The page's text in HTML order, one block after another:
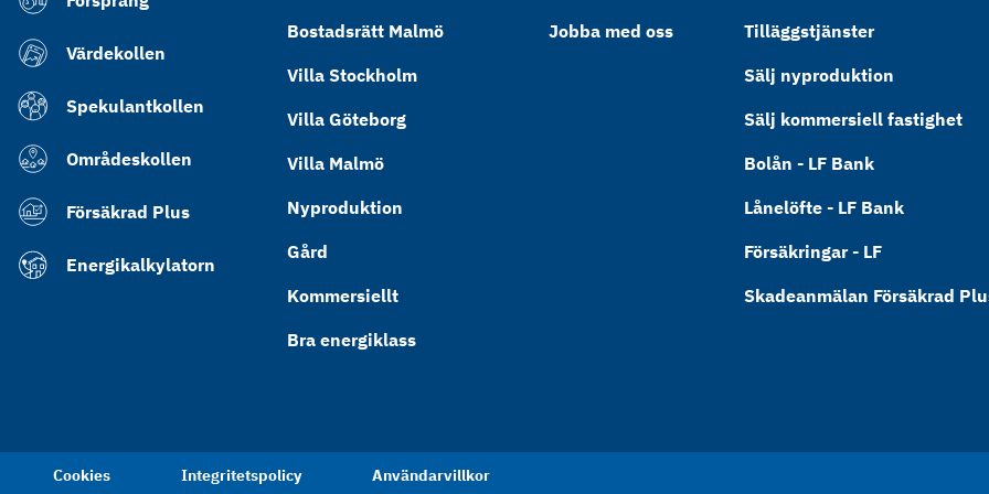
Värdekollen
Spekulantkollen
Områdeskollen
Försäkrad Plus
Energikalkylatorn
Bostadsrätt Malmö
Villa Stockholm
Villa Göteborg
Villa Malmö
Nyproduktion
Gård
Kommersiellt
Bra energiklass
Jobba med oss
Tilläggstjänster
Sälj nyproduktion
Sälj kommersiell fastighet
Bolån - LF Bank
Lånelöfte - LF Bank
Försäkringar - LF
Skadeanmälan Försäkrad
Cookies Integritetspolicy Användarvillkor